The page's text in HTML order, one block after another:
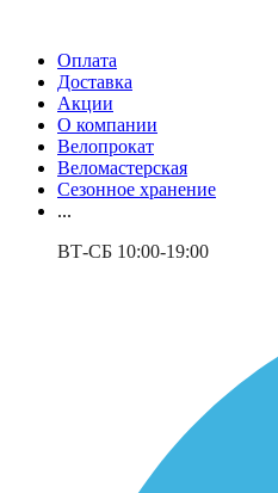
Оплата
Доставка
Акции
О компании
Велопрокат
Веломастерская
Сезонное хранение
...
ВТ-СБ 10:00-19:00